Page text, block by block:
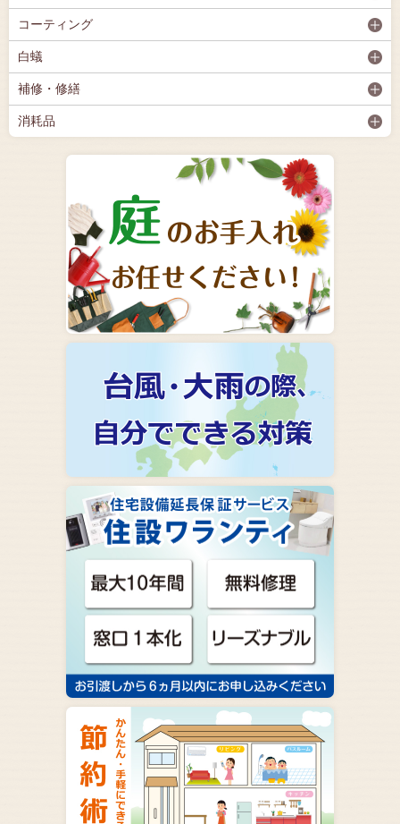
コーティング
白蟻
補修・修繕
消耗品